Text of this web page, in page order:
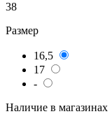
38
Размер
16,5
17
-
Наличие в магазинах